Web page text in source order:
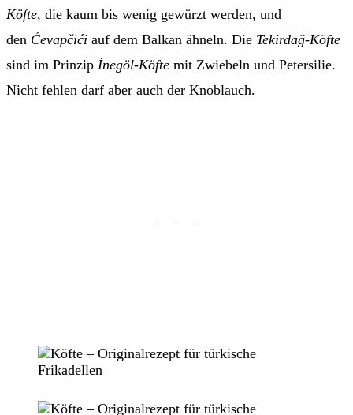
Köfte, die kaum bis wenig gewürzt werden, und
den Ćevapčići auf dem Balkan ähneln. Die Tekirdağ-Köfte
sind im Prinzip İnegöl-Köfte mit Zwiebeln und Petersilie.
Nicht fehlen darf aber auch der Knoblauch.